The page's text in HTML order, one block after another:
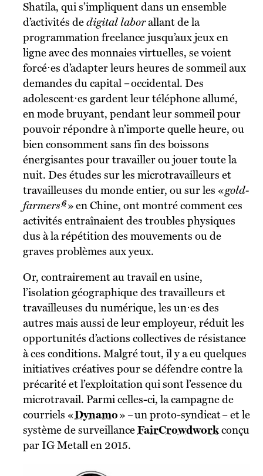
Shatila, qui s’impliquent dans un ensemble
d’activités dedigital laborallant de la
programmation freelance jusqu’aux jeux en
ligne avec des monnaies virtuelles, se voient
forcé⋅es d’adapter leurs heures de sommeil aux
demandes du capital – occidental. Des
adolescent⋅es gardent leur téléphone allumé,
en mode bruyant, pendant leur sommeil pour
pouvoir répondre à n’importe quelle heure, ou
bien consomment sans fin des boissons
énergisantes pour travailler ou jouer toute la
nuit. Des études sur les microtravailleurs et
travailleuses du monde entier, ou sur les «gold-
farmers6» en Chine, ont montré comment ces
activités entraînaient des troubles physiques
dus à la répétition des mouvements ou de
graves problèmes aux yeux.
Or, contrairement au travail en usine,
l’isolation géographique des travailleurs et
travailleuses du numérique, les un⋅es des
autres mais aussi de leur employeur, réduit les
opportunités d’actions collectives de résistance
à ces conditions. Malgré tout, il y a eu quelques
initiatives créatives pour se défendre contre la
précarité et l’exploitation qui sont l’essence du
microtravail. Parmi celles-ci, la campagne de
courriels «Dynamo» – un proto-syndicat – et le
système de surveillanceFairCrowdworkconçu
par IG Metall en 2015.